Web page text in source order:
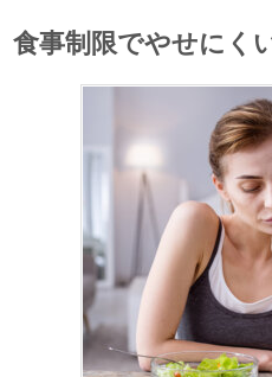
食事制限でやせにく